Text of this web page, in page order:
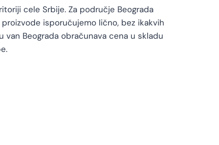
cele Srbije. Za područje Beograda
isporučujemo lično, bez ikakvih
van Beograda obračunava cena u skladu